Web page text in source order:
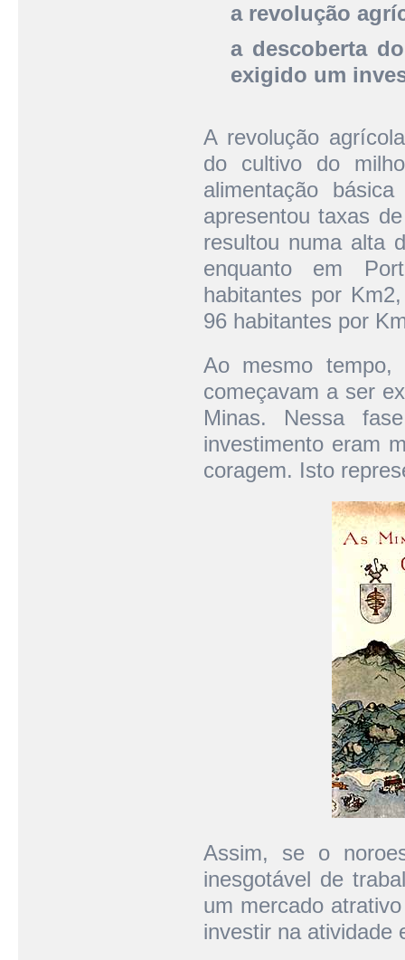
a revolução
a descoberta
exigido um
A revolução
do cultivo do
alimentação
apresentou taxas
resultou numa alta
enquanto em
habitantes por
96 habitantes por
Ao mesmo
começavam a ser
Minas. Nessa
investimento eram
coragem. Isto
Assim, se o
inesgotável de
um mercado
investir na atividade